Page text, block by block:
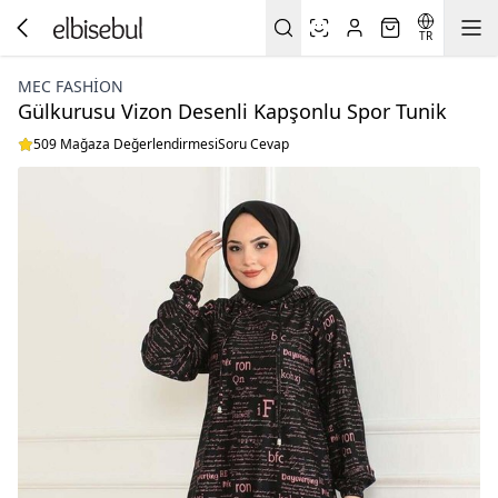
TR
MEC FASHION
Gülkurusu Vizon Desenli Kapşonlu Spor Tunik
509 Mağaza DeğerlendirmesiSoru Cevap